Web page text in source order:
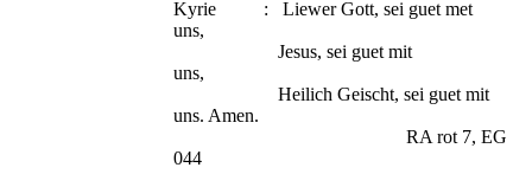
Kyrie : Liewer Gott, sei guet met
uns,
Jesus, sei guet mit
uns,
Heilich Geischt, sei guet mit
uns. Amen.
RA rot 7, EG
044